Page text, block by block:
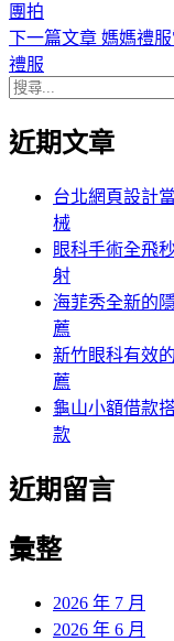
章
導
覽
篇
團拍
下一篇文章 下
章:
媽媽禮
禮服
搜
關
近期文章
台北網頁設計
械
眼科手術全飛
射
海菲秀全新的
薦
新竹眼科有效
薦
龜山小額借款
款
近期留言
彙整
2026 年 7 月
2026 年 6 月